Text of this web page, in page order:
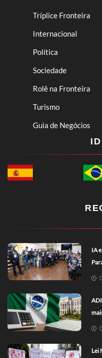
Tríplice Fronteira
Internacional
Política
Sociedade
Rolê na Fronteira
Turismo
Guia de Negócios
IA
Lei